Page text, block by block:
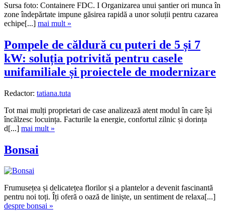
Sursa foto: Containere FDC. I Organizarea unui șantier ori munca în
zone îndepărtate impune găsirea rapidă a unor soluții pentru cazarea
echipe[...] mai mult »
Pompele de căldură cu puteri de 5 și 7
kW: soluția potrivită pentru casele
unifamiliale și proiectele de modernizare
Redactor: tatiana.tuta
Tot mai mulți proprietari de case analizează atent modul în care își
încălzesc locuința. Facturile la energie, confortul zilnic și dorința
d[...] mai mult »
Bonsai
Frumusețea și delicatețea florilor și a plantelor a devenit fascinantă
pentru noi toți. Îți oferă o oază de liniște, un sentiment de relaxa[...]
despre bonsai »